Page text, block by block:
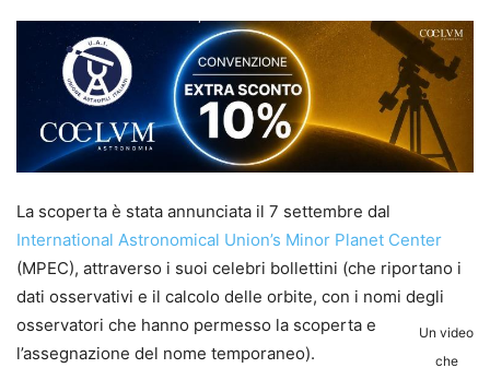
La scoperta è stata annunciata il 7 settembre dal
International Astronomical Union’s Minor Planet Center
(MPEC), attraverso i suoi celebri bollettini (che riportano i
dati osservativi e il calcolo delle orbite, con i nomi degli
osservatori che hanno permesso la scoperta e
l’assegnazione del nome temporaneo).
Un video
che